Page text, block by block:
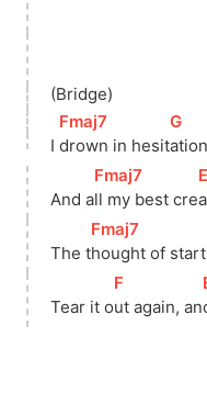
(Bridge)
I
[Fmaj7
drown in hesit
[
G
And a
[Fmaj7
ll my best cre
[
The t
[Fmaj7
hought of
Tear it o
[F
ut again, an
[